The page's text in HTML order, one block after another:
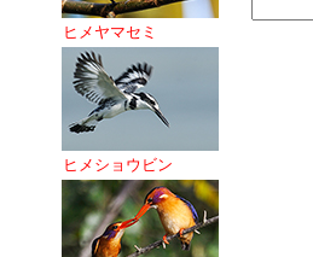
ヒメヤマセミ
ヒメショウビン